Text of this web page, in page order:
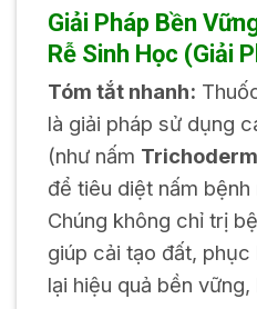
Giải Pháp Bền
Rễ Sinh Học (Giải
Tóm tắt nhanh:
là giải pháp sử dụng
(như nấm
để tiêu diệt nấm
Chúng không chỉ trị
giúp cải tạo đất, phục
lại hiệu quả bền vững,